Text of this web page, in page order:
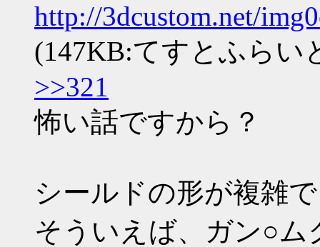
http://3dcustom.net/
(147KB:てすとふらい
>>321
怖い話ですから？
シールドの形が複雑
そういえば、ガン○ム